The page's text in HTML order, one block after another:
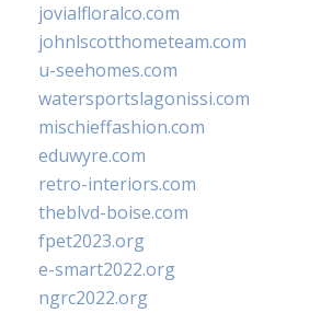
jovialfloralco.com
johnlscotthometeam.com
u-seehomes.com
watersportslagonissi.com
mischieffashion.com
eduwyre.com
retro-interiors.com
theblvd-boise.com
fpet2023.org
e-smart2022.org
ngrc2022.org